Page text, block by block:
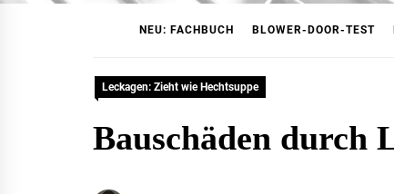
NEU: FACHBUCH BLOWER-DOOR-TEST
Leckagen: Zieht wie Hechtsuppe
Bauschäden durch